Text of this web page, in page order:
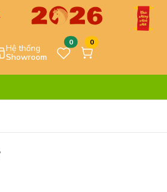
Hệ thống
Showroom
0 0